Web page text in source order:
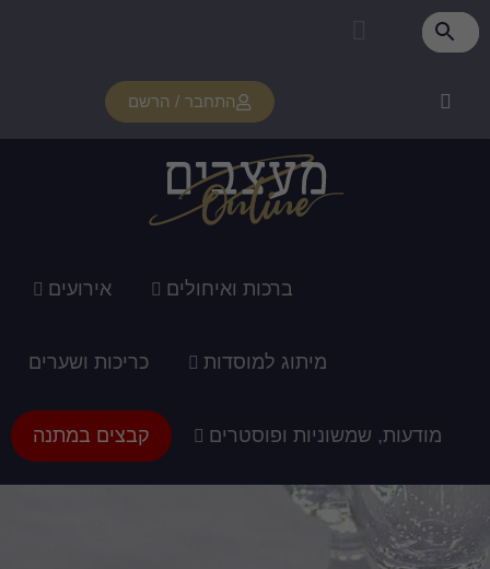
התחבר / הרשם
ברכות ואיחולים אירועים
מיתוג למוסדות כריכות ושערים
מודעות, שמשוניות ופוסטרים קבצים במתנה